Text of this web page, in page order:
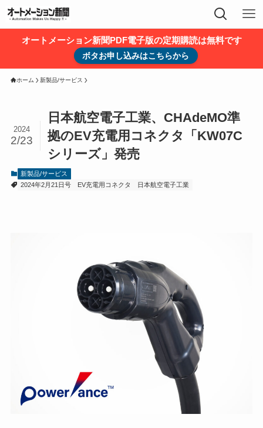
オートメーション新聞PDF電子版の定期購読は無料です
ボタお申し込みはこちらから
ホーム 新製品/サービス
日本航空電子工業、CHAdeMO準
拠のEV充電用コネクタ「KW07C
シリーズ」発売
2024
2/23
新製品/サービス
2024年2月21日号
EV充電用コネクタ 日本航空電子工業